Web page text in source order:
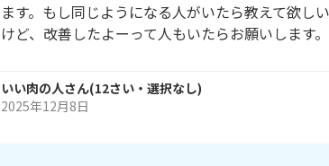
ます。もし同じようになる人がいたら教えて欲し
けど、改善したよーって人もいたらお願いします
いい肉の人さん(12さい・ 選択なし)
2025年12月8日